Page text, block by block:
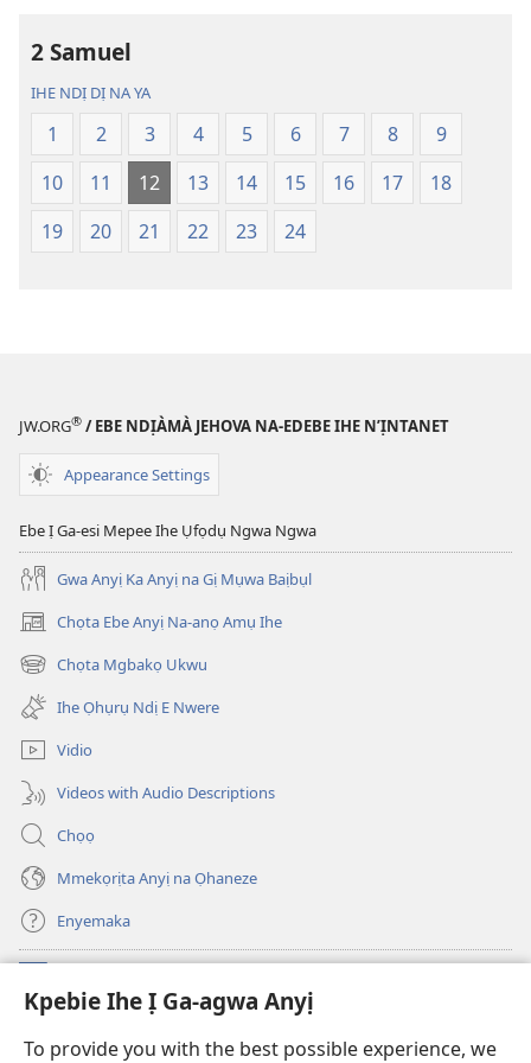
Kpebie Ihe Ị Ga-agwa Anyị
To provide you with the best possible experience, we
Ọhụrụ
(Nke
E
Degharịrị
Ọhụrụ
(Nke
E
Degharịrị
2 Samuel
IHE NDỊ DỊ NA YA
1 2 3 4 5 6 7 8
9
10
11 12 13 14 15 16 17
18
19
20 21 22 23 24
JW.ORG® / EBE NDỊÀMÀ JEHOVA NA-EDEBE IHE N’ỊNTANET
Appearance Settings
Ebe Ị Ga-esi Mepee Ihe Ụfọdụ Ngwa Ngwa
Gwa Anyị Ka Anyị na Gị Mụwa Baịbụl
Chọta Ebe Anyị Na-anọ Amụ Ihe
(ga-
emepere
gị
ebe
ọzọ
ị
anọ
gụọ
ya)
Chọta Mgbakọ Ukwu
(ga-
emepere
gị
ebe
ọzọ
ị
ga-
anọ
ya)
Ihe Ọhụrụ Ndị E Nwere
Vidio
Videos with Audio Descriptions
Chọọ
Mmekọrịta Anyị na Ọhaneze
Enyemaka
(ga-
emepere
ebe
Ọ́bá Akwụkwọ Anyị NKE DỊ N’ỊNTANET™
(ga-